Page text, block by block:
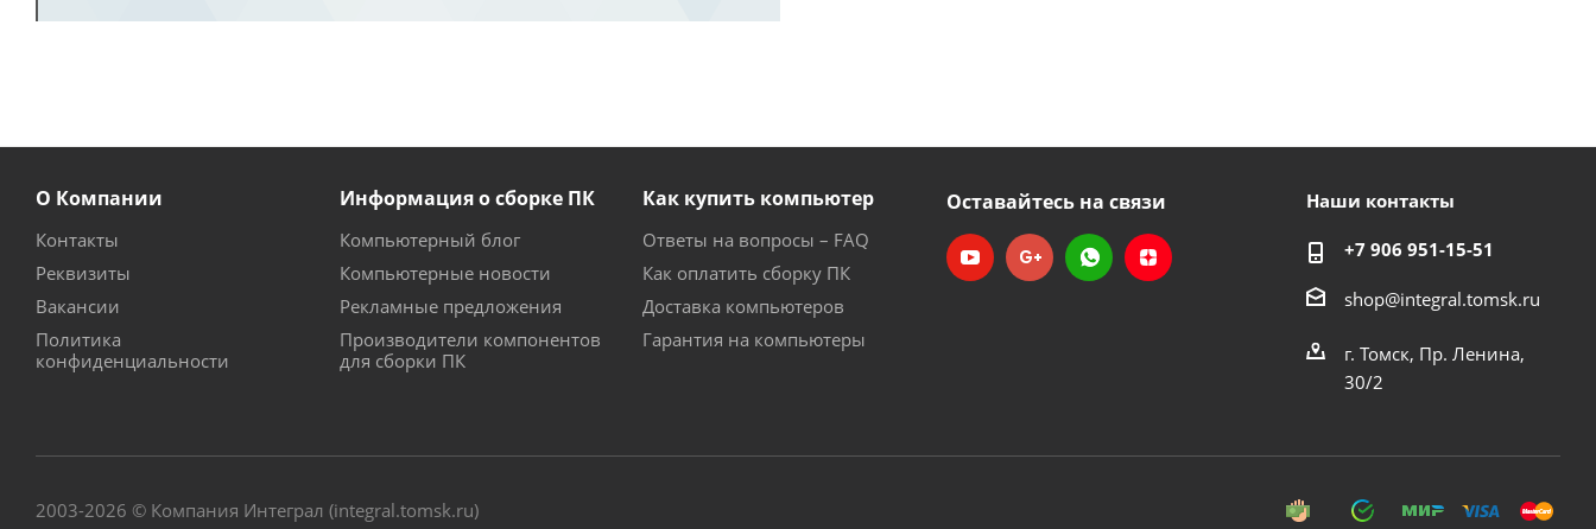
О Компании
Контакты
Реквизиты
Вакансии
Политика
конфиденциальности
Информация о сборке ПК
Компьютерный блог
Компьютерные новости
Рекламные предложения
Производители компонентов
для сборки ПК
Как купить компьютер
Ответы на вопросы – FAQ
Как оплатить сборку ПК
Доставка компьютеров
Гарантия на компьютеры
Оставайтесь на связи Наши контакты
+7 906 951-15-51
shop@integral.tomsk.ru
г. Томск, Пр. Ленина,
30/2
2003-2026 © Компания Интеграл (integral.tomsk.ru)